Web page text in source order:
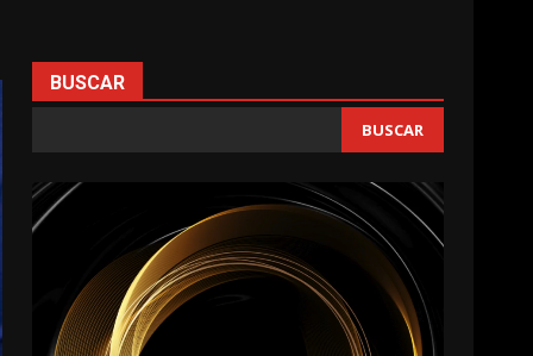
BUSCAR
BUSCAR